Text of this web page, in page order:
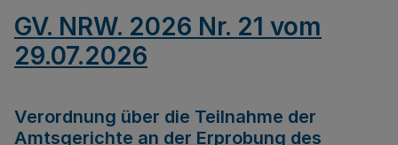
GV. NRW. 2026 Nr. 21 vom
29.07.2026
Verordnung über die Teilnahme der
Amtsgerichte an der Erprobung des